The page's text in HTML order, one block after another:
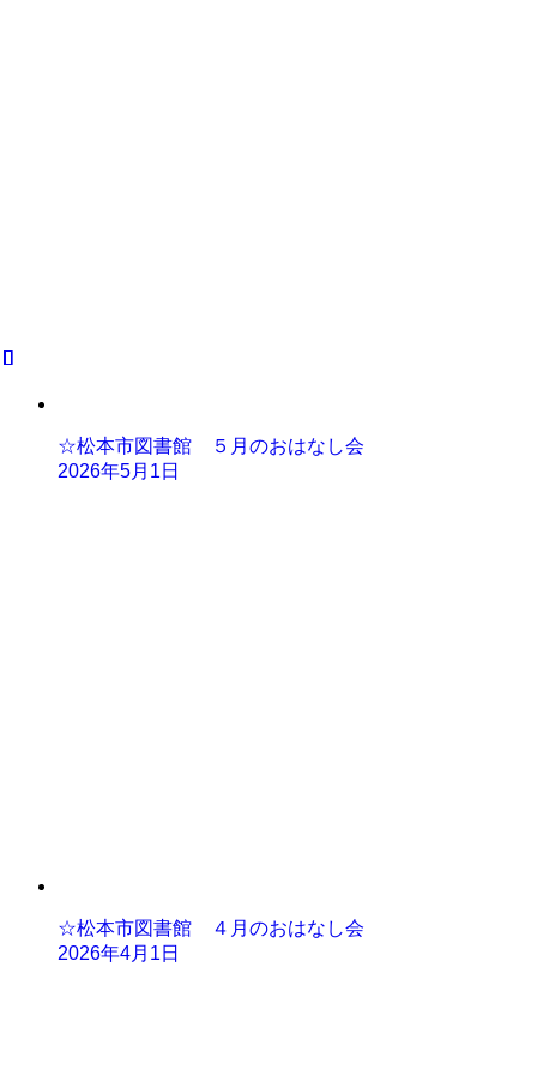
☆松本市図書館 ５月のおはなし会
2026年5月1日
☆松本市図書館 ４月のおはなし会
2026年4月1日